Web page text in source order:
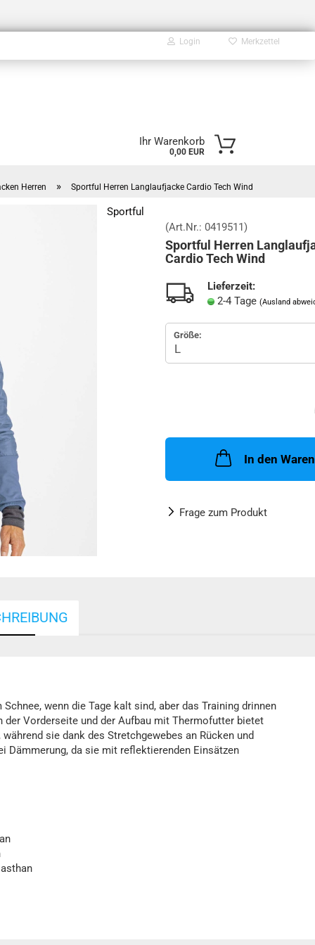
Login Merkzettel
Ihr Warenkorb
0,00 EUR
Herren » Sportful Herren Langlaufjacke Cardio Tech Wind
Sportful
(Art.Nr.: 0419511)
Sportful Herren
Cardio Tech Wind
Lieferzeit:
2-4 Tage (Ausland
Größe:
In den
Frage zum Produkt
wenn die Tage kalt sind, aber das Training drinnen
Vorderseite und der Aufbau mit Thermofutter bietet
sie dank des Stretchgewebes an Rücken und
da sie mit reflektierenden Einsätzen